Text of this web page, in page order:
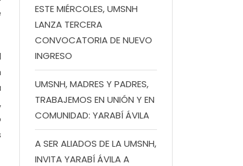
ESTE MIÉRCOLES, UMSNH
LANZA TERCERA
CONVOCATORIA DE NUEVO
INGRESO
UMSNH, MADRES Y PADRES,
TRABAJEMOS EN UNIÓN Y EN
COMUNIDAD: YARABÍ ÁVILA
A SER ALIADOS DE LA UMSNH,
INVITA YARABÍ ÁVILA A